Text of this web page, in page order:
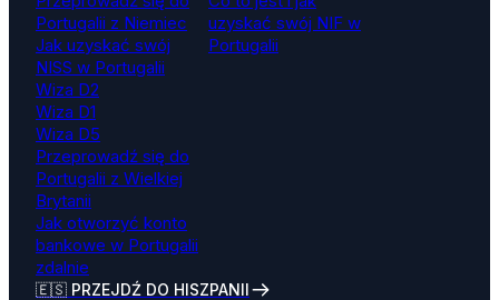
Portugalii z Niemiec
Jak uzyskać swój
NISS w Portugalii
uzyskać swój NIF w
Portugalii
Wiza D2
Wiza D1
Wiza D5
Przeprowadź się do
Portugalii z Wielkiej
Brytanii
Jak otworzyć konto
bankowe w Portugalii
zdalnie
🇪🇸 PRZEJDŹ DO HISZPANII